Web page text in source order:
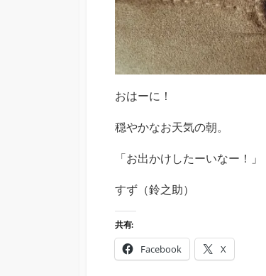
おはーに！
穏やかなお天気の朝。
「お出かけしたーいなー！」
すず（鈴之助）
共有:
Facebook X